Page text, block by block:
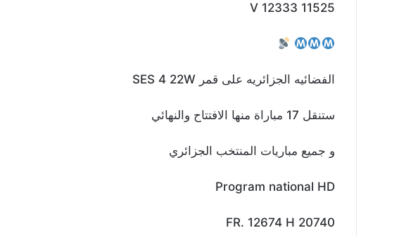
11525 V 12333
الفضائيه الجزائريه على قمر SES 4 22W
ستنقل 17 مباراة منها الافتتاح والنهائي
و جميع مباريات المنتخب الجزائري
Program national HD
FR. 12674 H 20740